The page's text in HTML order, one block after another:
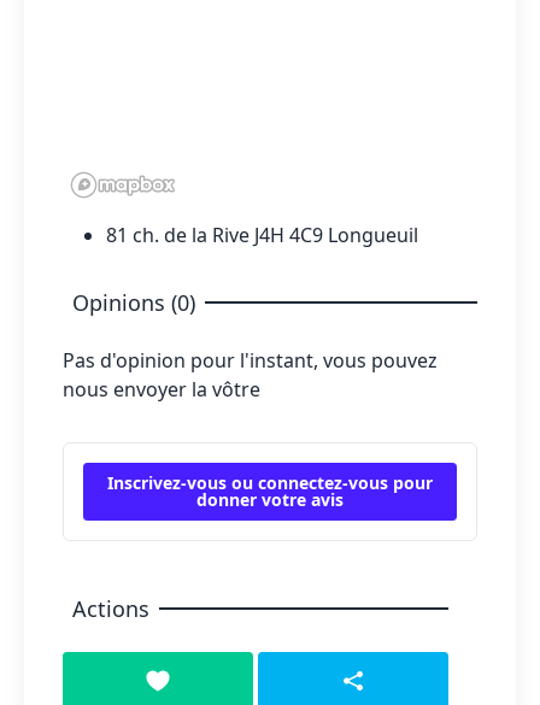
81 ch. de la Rive J4H 4C9 Longueuil
Opinions (0)
Pas d'opinion pour l'instant, vous pouvez
nous envoyer la vôtre
Inscrivez-vous ou connectez-vous pour
donner votre avis
Actions